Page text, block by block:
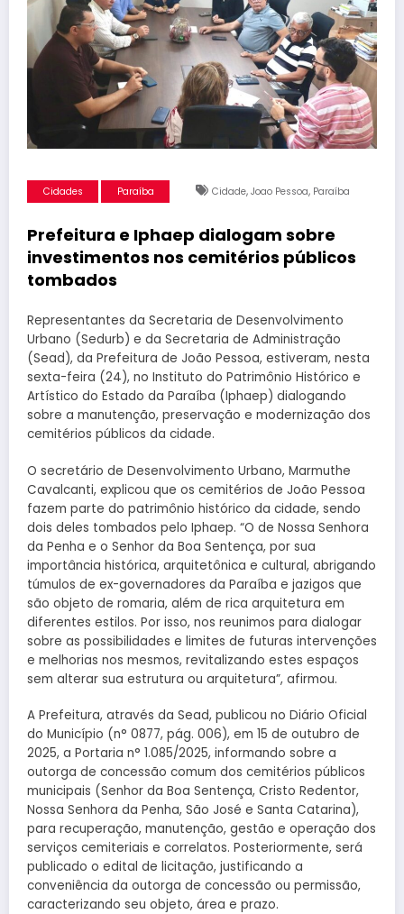
Cidades Paraíba Cidade, Joao Pessoa, Paraíba
Prefeitura e Iphaep dialogam sobre
investimentos nos cemitérios públicos
tombados
Representantes da Secretaria de Desenvolvimento
Urbano (Sedurb) e da Secretaria de Administração
(Sead), da Prefeitura de João Pessoa, estiveram, nesta
sexta-feira (24), no Instituto do Patrimônio Histórico e
Artístico do Estado da Paraíba (Iphaep) dialogando
sobre a manutenção, preservação e modernização dos
cemitérios públicos da cidade.
O secretário de Desenvolvimento Urbano, Marmuthe
Cavalcanti, explicou que os cemitérios de João Pessoa
fazem parte do patrimônio histórico da cidade, sendo
dois deles tombados pelo Iphaep. “O de Nossa Senhora
da Penha e o Senhor da Boa Sentença, por sua
importância histórica, arquitetônica e cultural, abrigando
túmulos de ex-governadores da Paraíba e jazigos que
são objeto de romaria, além de rica arquitetura em
diferentes estilos. Por isso, nos reunimos para dialogar
sobre as possibilidades e limites de futuras intervenções
e melhorias nos mesmos, revitalizando estes espaços
sem alterar sua estrutura ou arquitetura”, afirmou.
A Prefeitura, através da Sead, publicou no Diário Oficial
do Município (n° 0877, pág. 006), em 15 de outubro de
2025, a Portaria n° 1.085/2025, informando sobre a
outorga de concessão comum dos cemitérios públicos
municipais (Senhor da Boa Sentença, Cristo Redentor,
Nossa Senhora da Penha, São José e Santa Catarina),
para recuperação, manutenção, gestão e operação dos
serviços cemiteriais e correlatos. Posteriormente, será
publicado o edital de licitação, justificando a
conveniência da outorga de concessão ou permissão,
caracterizando seu objeto, área e prazo.